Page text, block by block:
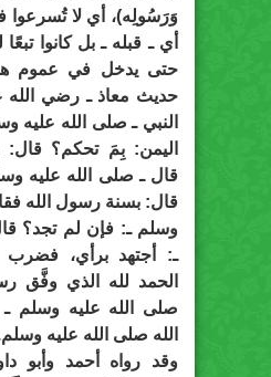
وَرَسُولِه)، أي لا تُسرعوا
أي ـ قبله ـ بل كانوا
حتى يدخل في عموم
حديث معاذ ـ رضي الله
النبي ـ صلى الله عليه
اليمن: بِمَ تحكم؟ قال:
قال ـ صلى الله عليه
قال: بسنة رسول الله
وسلم ـ: فإن لم تجد؟
ـ: أجتهد برأي،
الحمد لله الذي وفَّق
صلى الله عليه وسلم
الله صلى الله عليه
وقد رواه أحمد وأبو